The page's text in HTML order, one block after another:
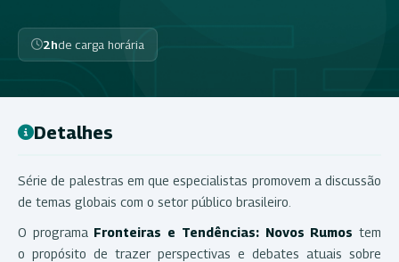
2hde carga horária
Detalhes
Série de palestras em que especialistas promovem a discussão
de temas globais com o setor público brasileiro.
O programa Fronteiras e Tendências: Novos Rumos tem
o propósito de trazer perspectivas e debates atuais sobre